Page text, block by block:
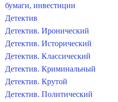
бумаги, инвестиции
Детектив
Детектив. Иронический
Детектив. Исторический
Детектив. Классический
Детектив. Криминальный
Детектив. Крутой
Детектив. Политический